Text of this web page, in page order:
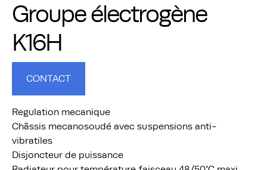
Groupe électrogène
K16H
CONTACT
Regulation mecanique
Châssis mecanosoudé avec suspensions anti-
vibratiles
Disjoncteur de puissance